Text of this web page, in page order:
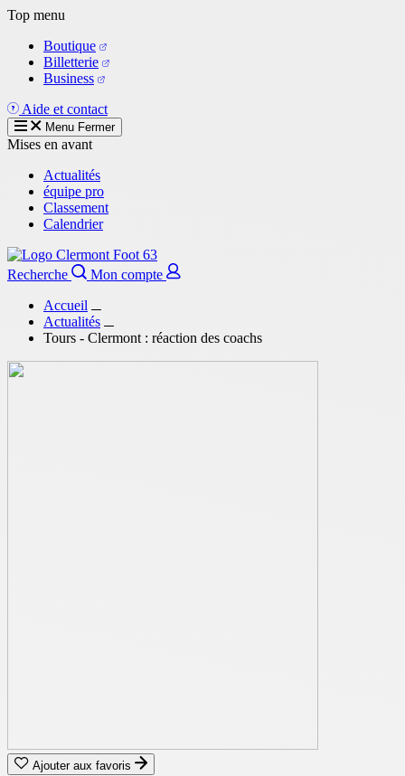
Aller
contenu
principal
Top menu
Boutique
Billetterie
Business
Aide et contact
Menu Fermer
Mises en avant
Actualités
équipe pro
Classement
Calendrier
Recherche
Mon compte
Accueil
Actualités
Tours - Clermont : réaction des coachs
Ajouter aux favoris